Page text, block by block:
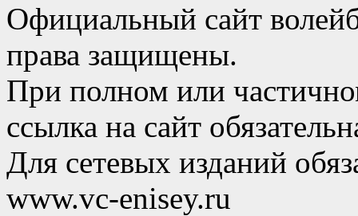
Официальный сайт
права защищены.
При полном или
ссылка на сайт
Для сетевых изданий
www.vc-enisey.ru